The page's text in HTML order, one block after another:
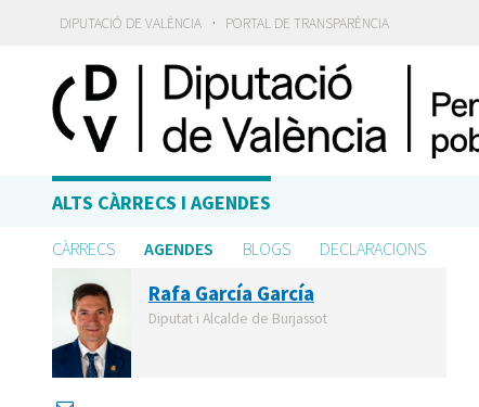
DIPUTACIÓ DE VALÈNCIA · PORTAL DE TRANSPARÈNCIA
ALTS CÀRRECS I AGENDES
CÀRRECS AGENDES BLOGS DECLARACIONS
Rafa García García
Diputat i Alcalde de Burjassot